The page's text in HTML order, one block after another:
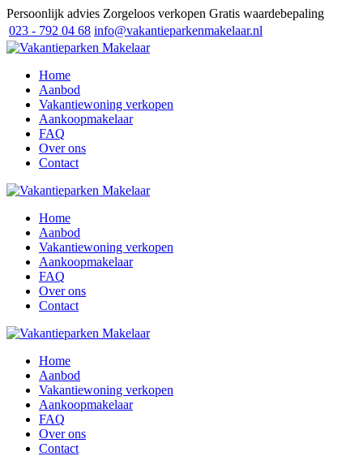
Persoonlijk advies Zorgeloos verkopen Gratis waardebepaling
023 - 792 04 68 info@vakantieparkenmakelaar.nl
Home
Aanbod
Vakantiewoning verkopen
Aankoopmakelaar
FAQ
Over ons
Contact
Home
Aanbod
Vakantiewoning verkopen
Aankoopmakelaar
FAQ
Over ons
Contact
Home
Aanbod
Vakantiewoning verkopen
Aankoopmakelaar
FAQ
Over ons
Contact